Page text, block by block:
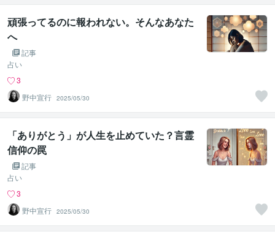
頑張ってるのに報われない。そんなあなた
へ
記事
占い
3
野中宣行 2025/05/30
「ありがとう」が人生を止めていた？言霊
信仰の罠
記事
占い
3
野中宣行 2025/05/30